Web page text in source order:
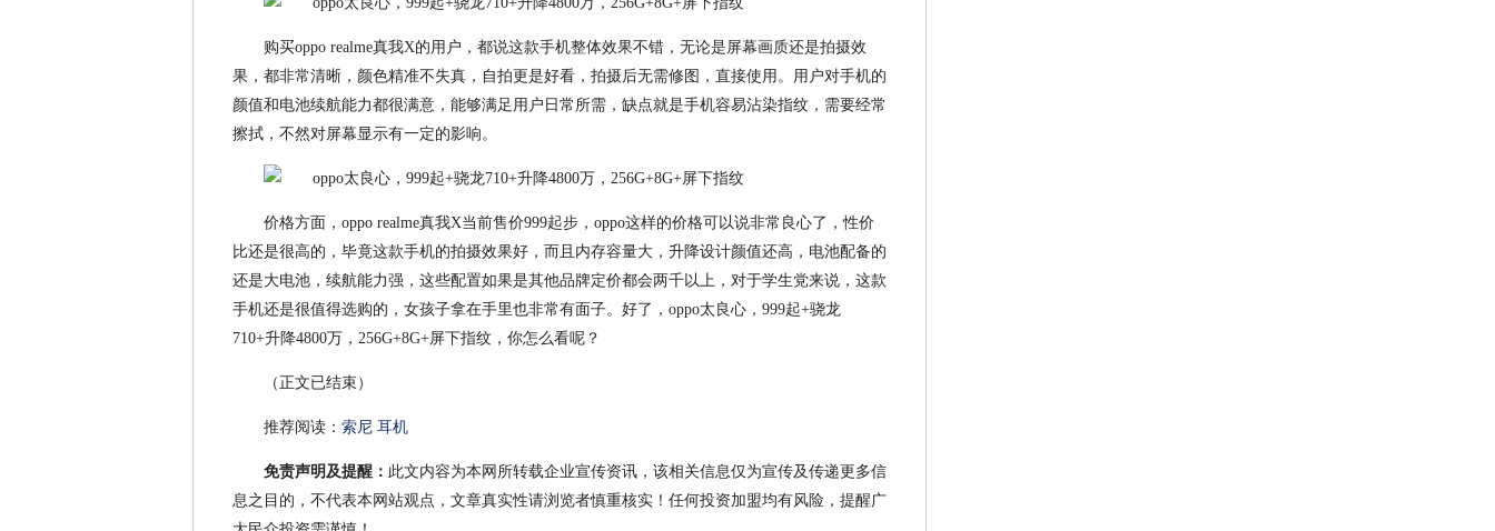
购买oppo realme真我X的用户，都说这款手机整体效果不错，无论是屏幕画质还是拍摄效
果，都非常清晰，颜色精准不失真，自拍更是好看，拍摄后无需修图，直接使用。用户对手机的
颜值和电池续航能力都很满意，能够满足用户日常所需，缺点就是手机容易沾染指纹，需要经常
擦拭，不然对屏幕显示有一定的影响。
价格方面，oppo realme真我X当前售价999起步，oppo这样的价格可以说非常良心了，性价
比还是很高的，毕竟这款手机的拍摄效果好，而且内存容量大，升降设计颜值还高，电池配备的
还是大电池，续航能力强，这些配置如果是其他品牌定价都会两千以上，对于学生党来说，这款
手机还是很值得选购的，女孩子拿在手里也非常有面子。好了，oppo太良心，999起+骁龙
710+升降4800万，256G+8G+屏下指纹，你怎么看呢？
（正文已结束）
推荐阅读： 索尼 耳机
免责声明及提醒： 此文内容为本网所转载企业宣传资讯，该相关信息仅为宣传及传递更多信
息之目的，不代表本网站观点，文章真实性请浏览者慎重核实！任何投资加盟均有风险，提醒广